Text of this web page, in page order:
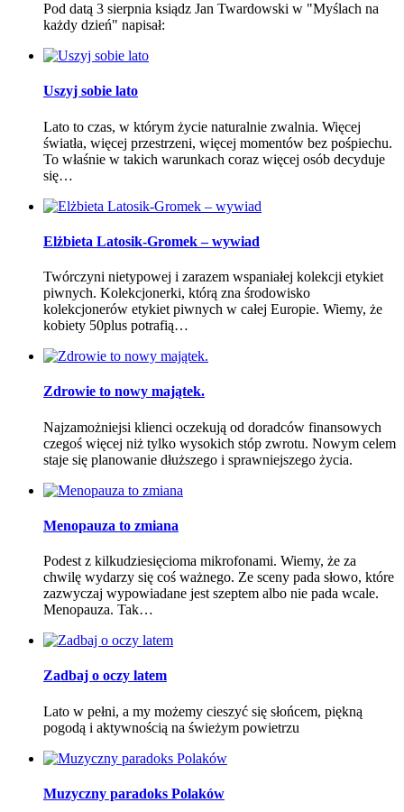
Pod datą 3 sierpnia ksiądz Jan Twardowski w "Myślach na
każdy dzień" napisał:
Uszyj sobie lato
Lato to czas, w którym życie naturalnie zwalnia. Więcej
światła, więcej przestrzeni, więcej momentów bez pośpiechu.
To właśnie w takich warunkach coraz więcej osób decyduje
się…
Elżbieta Latosik-Gromek – wywiad
Twórczyni nietypowej i zarazem wspaniałej kolekcji etykiet
piwnych. Kolekcjonerki, którą zna środowisko
kolekcjonerów etykiet piwnych w całej Europie. Wiemy, że
kobiety 50plus potrafią…
Zdrowie to nowy majątek.
Najzamożniejsi klienci oczekują od doradców finansowych
czegoś więcej niż tylko wysokich stóp zwrotu. Nowym celem
staje się planowanie dłuższego i sprawniejszego życia.
Menopauza to zmiana
Podest z kilkudziesięcioma mikrofonami. Wiemy, że za
chwilę wydarzy się coś ważnego. Ze sceny pada słowo, które
zazwyczaj wypowiadane jest szeptem albo nie pada wcale.
Menopauza. Tak…
Zadbaj o oczy latem
Lato w pełni, a my możemy cieszyć się słońcem, piękną
pogodą i aktywnością na świeżym powietrzu
Muzyczny paradoks Polaków